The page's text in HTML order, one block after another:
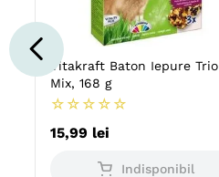
Vitakraft Baton Iepure Trio
Mix, 168 g
☆ ☆ ☆ ☆ ☆
15,99 lei
Indisponibil